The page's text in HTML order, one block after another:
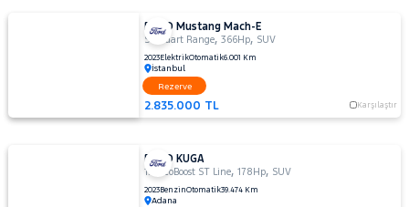
FORD Mustang Mach-E
Standart Range,366Hp, SUV
2023ElektrikOtomatik6.001 Km
İstanbul
2.835.000 TL Karşılaştır
Rezerve
FORD KUGA
1.5 EcoBoost ST Line,178Hp, SUV
2023BenzinOtomatik39.474 Km
Adana